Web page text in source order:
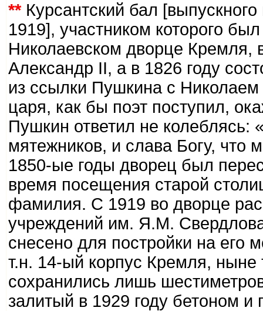
**Курсантский бал
1919], участником которого
Николаевском дворце Кремля,
Александр II, а в 1826 году
из ссылки Пушкина с Николаем
царя, как бы поэт поступил,
Пушкин ответил не
мятежников, и слава Богу, что
1850-ые годы дворец был
время посещения старой
фамилия. С 1919 во дворце
учреждений им. Я.М.
снесено для постройки на
т.н. 14-ый корпус Кремля, ныне
сохранились лишь
залитый в 1929 году бетоном